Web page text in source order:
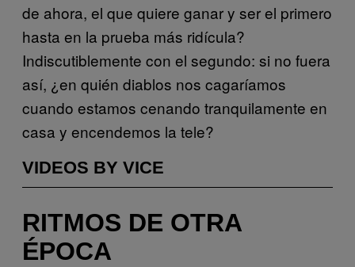
de ahora, el que quiere ganar y ser el primero
hasta en la prueba más ridícula?
Indiscutiblemente con el segundo: si no fuera
así, ¿en quién diablos nos cagaríamos
cuando estamos cenando tranquilamente en
casa y encendemos la tele?
VIDEOS BY VICE
RITMOS DE OTRA
ÉPOCA